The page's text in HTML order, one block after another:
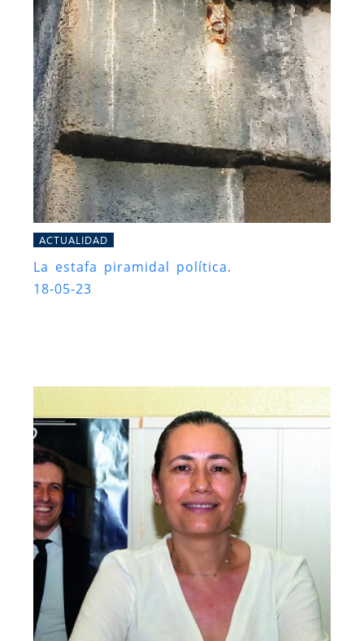
ACTUALIDAD
La estafa piramidal política.
18-05-23